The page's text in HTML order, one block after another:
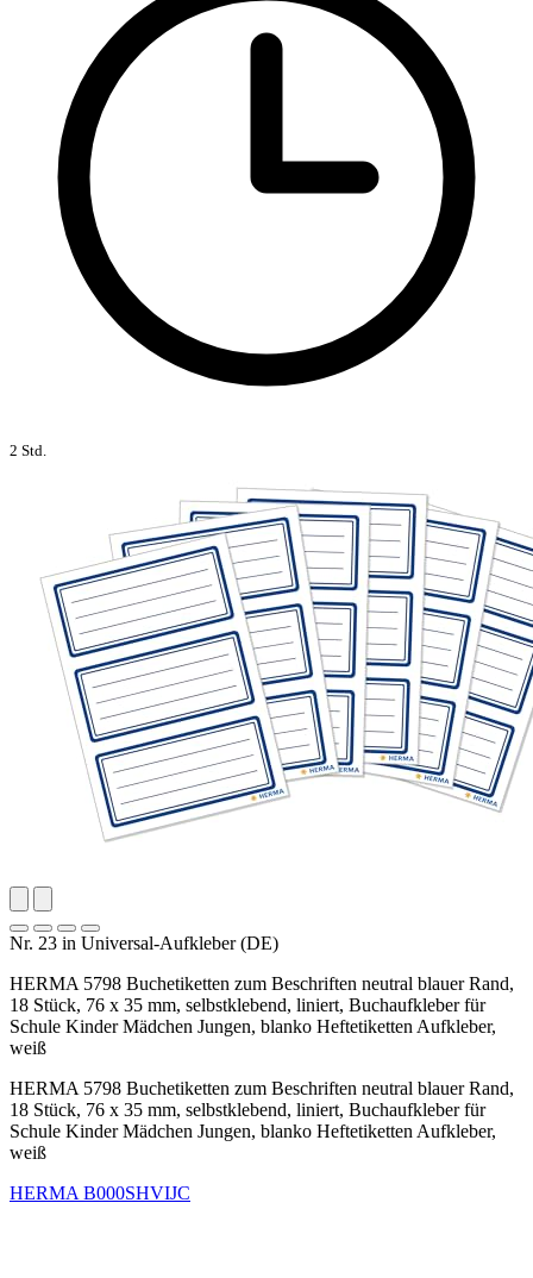
2 Std.
Nr. 23 in Universal-Aufkleber (DE)
HERMA 5798 Buchetiketten zum Beschriften neutral blauer Rand,
18 Stück, 76 x 35 mm, selbstklebend, liniert, Buchaufkleber für
Schule Kinder Mädchen Jungen, blanko Heftetiketten Aufkleber,
weiß
HERMA 5798 Buchetiketten zum Beschriften neutral blauer Rand,
18 Stück, 76 x 35 mm, selbstklebend, liniert, Buchaufkleber für
Schule Kinder Mädchen Jungen, blanko Heftetiketten Aufkleber,
weiß
HERMA B000SHVIJC